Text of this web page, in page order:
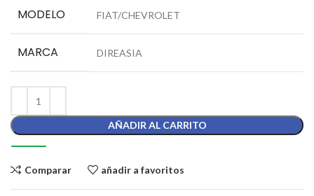
MODELO FIAT/CHEVROLET
MARCA DIREASIA
AÑADIR AL CARRITO
Comparar añadir a favoritos